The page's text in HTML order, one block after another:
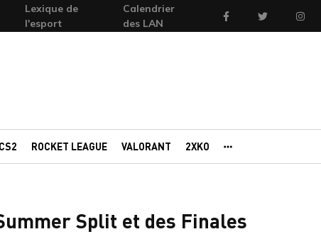
Lexique de
l'esport
Calendrier
des LAN
FacebookTwitter
CS2 ROCKET LEAGUE VALORANT 2XKO
Split et des Finales